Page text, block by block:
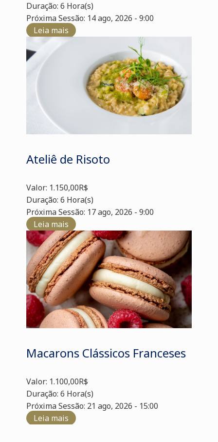
Duração: 6 Hora(s)
Próxima Sessão: 14 ago, 2026 - 9:00
Leia mais
Ateliê de Risoto
Valor: 1.150,00R$
Duração: 6 Hora(s)
Próxima Sessão: 17 ago, 2026 - 9:00
Leia mais
Macarons Clássicos Franceses
Valor: 1.100,00R$
Duração: 6 Hora(s)
Próxima Sessão: 21 ago, 2026 - 15:00
Leia mais